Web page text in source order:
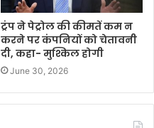
ट्रंप ने पेट्रोल की कीमतें कम न
करने पर कंपनियों को चेतावनी
दी, कहा- मुश्किल होगी
June 30, 2026